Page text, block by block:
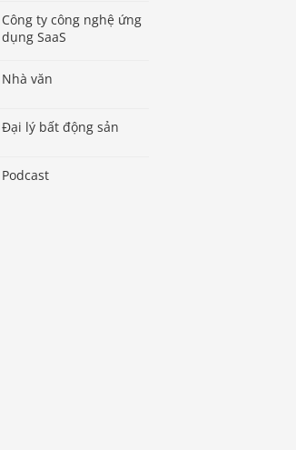
Công ty công nghệ ứng
dụng SaaS
Nhà văn
Đại lý bất động sản
Podcast